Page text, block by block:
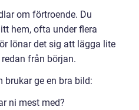
om förtroende. Du
hem, ofta under flera
lönar det sig att lägga lite
från början.
brukar ge en bra bild:
ni mest med?